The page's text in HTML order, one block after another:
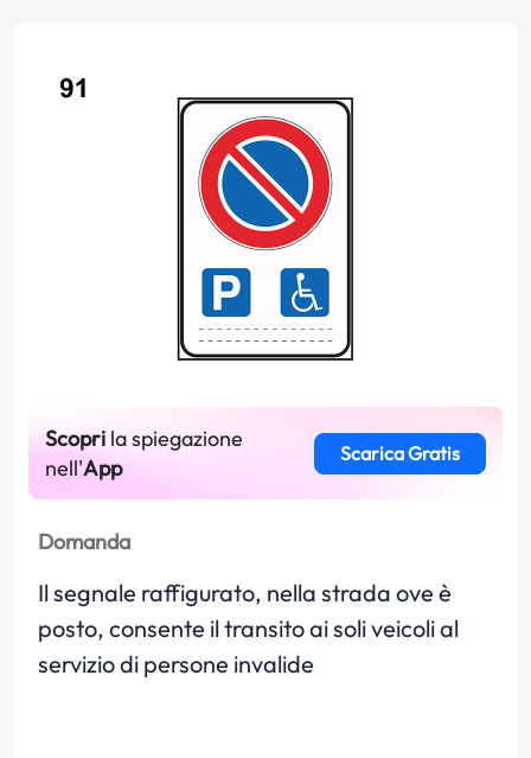
Scopri la spiegazione
nell'App
Scarica Gratis
Domanda
Il segnale raffigurato, nella strada ove è
posto, consente il transito ai soli veicoli al
servizio di persone invalide